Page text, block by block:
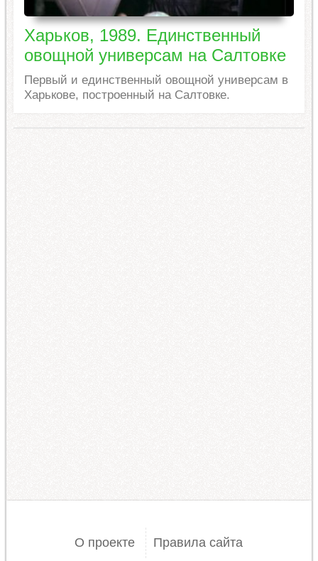
Харьков, 1989. Единственный
овощной универсам на Салтовке
Первый и единственный овощной универсам в
Харькове, построенный на Салтовке.
О проекте Правила сайта